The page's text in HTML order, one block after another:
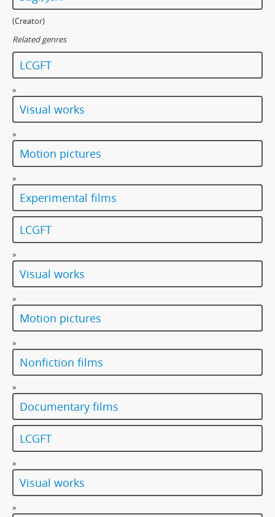
(Creator)
Related genres
LCGFT
»
Visual works
»
Motion pictures
»
Experimental films
LCGFT
»
Visual works
»
Motion pictures
»
Nonfiction films
»
Documentary films
LCGFT
»
Visual works
»